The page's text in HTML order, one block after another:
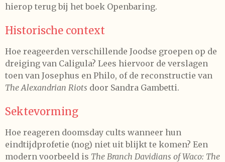
hierop terug bij het boek Openbaring.
Historische context
Hoe reageerden verschillende Joodse groepen op de
dreiging van Caligula? Lees hiervoor de verslagen
toen van Josephus en Philo, of de reconstructie van
The Alexandrian Riots door Sandra Gambetti.
Sektevorming
Hoe reageren doomsday cults wanneer hun
eindtijdprofetie (nog) niet uit blijkt te komen? Een
modern voorbeeld is The Branch Davidians of Waco: The